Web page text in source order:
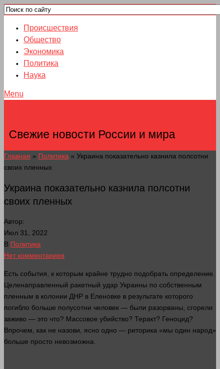
Происшествия
Общество
Экономика
Политика
Наука
Menu
Свежие новости России и мира
Главная » Политика » Украина показательно казнила полсотни
своих пленных
Украина показательно казнила полсотни
своих пленных
Автор:
Июл 31, 2022
В Политика
Нет комментариев
Есть события, к которым крайне трудно подобрать определение.
Целенаправленный ракетный удар Украины по собственным
пленным в колонии ДНР в Еленовке в результате которого
погибло больше полусотни человек — были разорваны, сгорели
заживо — это что? Массовое убийство? Теракт? Геноцид?
Впрочем, как не назови, ясно одно — риторика «мы один народ»
больше просто невозможна.